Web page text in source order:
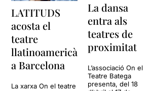
LATITUDS
acosta el
teatre
llatinoamericà
a Barcelona
La xarxa On el teatre
La dansa
entra als
teatres de
proximitat
L’associació On el
Teatre Batega
presenta, del 18